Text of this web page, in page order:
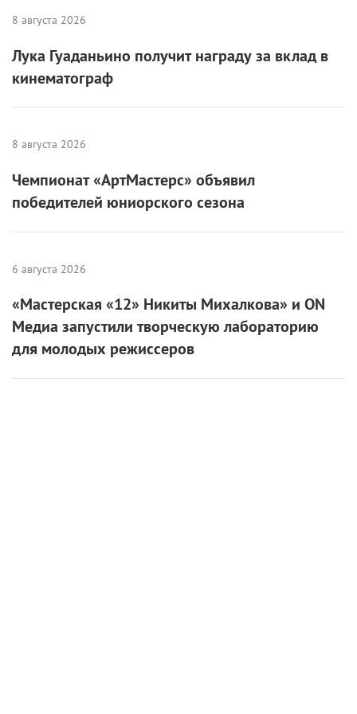
8 августа 2026
Лука Гуаданьино получит награду за вклад в
кинематограф
8 августа 2026
Чемпионат «АртМастерс» объявил
победителей юниорского сезона
6 августа 2026
«Мастерская «12» Никиты Михалкова» и ON
Медиа запустили творческую лабораторию
для молодых режиссеров